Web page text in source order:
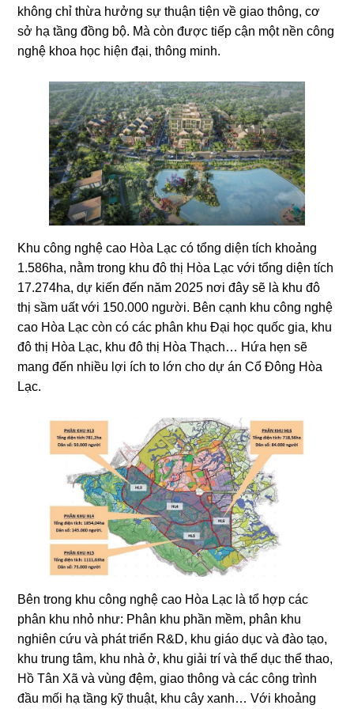
không chỉ thừa hưởng sự thuận tiện về giao thông, cơ
sở hạ tầng đồng bộ. Mà còn được tiếp cận một nền công
nghệ khoa học hiện đại, thông minh.
Khu công nghệ cao Hòa Lạc có tổng diện tích khoảng
1.586ha, nằm trong khu đô thị Hòa Lạc với tổng diện tích
17.274ha, dự kiến đến năm 2025 nơi đây sẽ là khu đô
thị sầm uất với 150.000 người. Bên cạnh khu công nghệ
cao Hòa Lạc còn có các phân khu Đại học quốc gia, khu
đô thị Hòa Lạc, khu đô thị Hòa Thạch… Hứa hẹn sẽ
mang đến nhiều lợi ích to lớn cho dự án Cổ Đông Hòa
Lạc.
Bên trong khu công nghệ cao Hòa Lạc là tổ hợp các
phân khu nhỏ như: Phân khu phần mềm, phân khu
nghiên cứu và phát triển R&D, khu giáo dục và đào tạo,
khu trung tâm, khu nhà ở, khu giải trí và thể dục thể thao,
Hồ Tân Xã và vùng đệm, giao thông và các công trình
đầu mối hạ tầng kỹ thuật, khu cây xanh… Với khoảng